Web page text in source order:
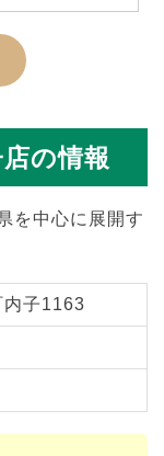
の情報
を中心に展開す
内子1163